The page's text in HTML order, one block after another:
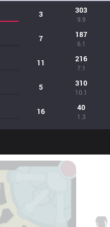
3 303
9.9
7 187
6.1
11 216
7.1
5 310
10.1
16 40
1.3